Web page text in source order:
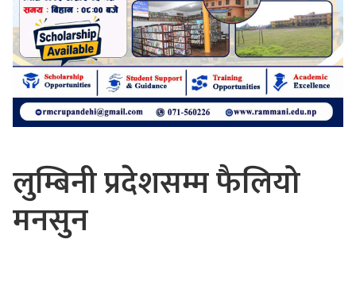
लुम्बिनी प्रदेशसम्म फैलियो
मनसुन